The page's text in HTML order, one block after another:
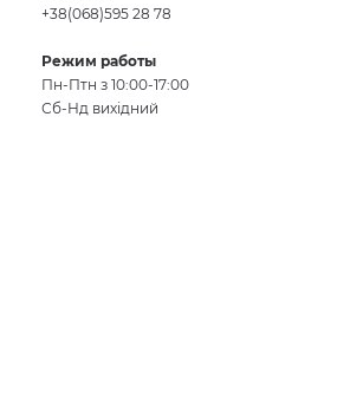
+38(068)595 28 78
Режим работы
Пн-Птн з 10:00-17:00
Сб-Нд вихідний